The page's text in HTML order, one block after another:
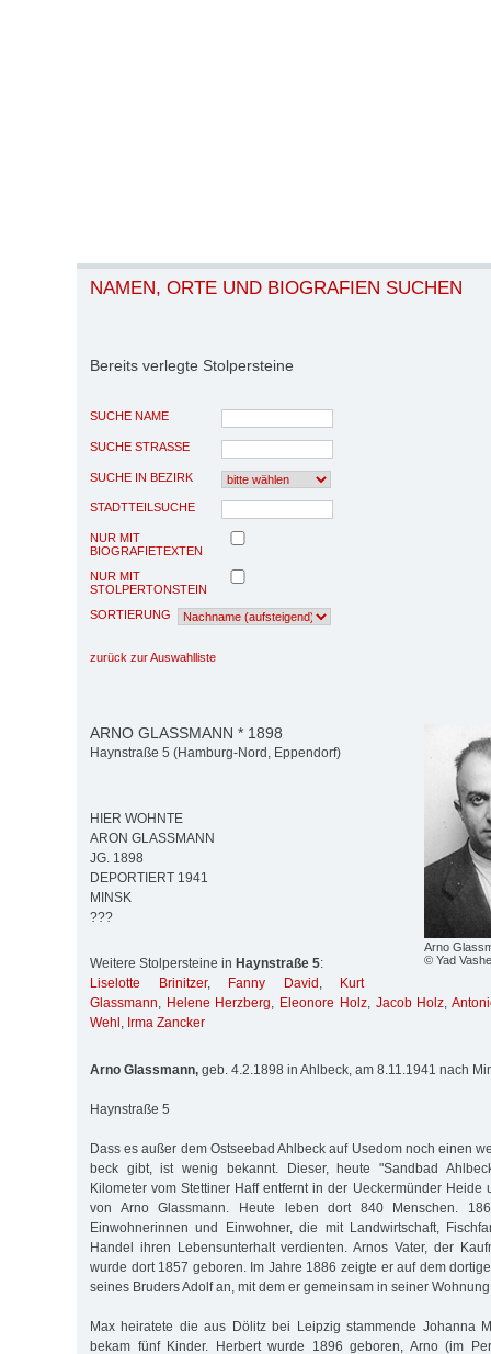
NAMEN, ORTE UND BIOGRAFIEN SUCHEN
Bereits verlegte Stolpersteine
SUCHE NAME
SUCHE STRASSE
SUCHE IN BEZIRK
STADTTEILSUCHE
NUR MIT
BIOGRAFIETEXTEN
NUR MIT
STOLPERTONSTEIN
SORTIERUNG
zurück zur Auswahlliste
Arno
© Yad
ARNO GLASSMANN * 1898
Haynstraße 5 (Hamburg-Nord, Eppendorf)
HIER WOHNTE
ARON GLASSMANN
JG. 1898
DEPORTIERT 1941
MINSK
???
Weitere Stolpersteine in Haynstraße 5:
Liselotte Brinitzer, Fanny David ,
Kurt
Glassmann, Helene Herzberg, Eleonore Holz, Jacob Holz,
Wehl , Irma Zancker
Arno Glassmann, geb. 4.2.1898 in Ahlbeck, am 8.11.1941 nach
Haynstraße 5
Dass es außer dem Ostseebad Ahlbeck auf Usedom noch einen
beck gibt, ist wenig bekannt. Dieser, heute "Sandbad
Kilometer vom Stettiner Haff entfernt in der Ueckermünder Heide
von Arno Glassmann. Heute leben dort 840 Menschen.
Einwohnerinnen und Einwohner, die mit Landwirtschaft,
Handel ihren Lebensunterhalt verdienten. Arnos Vater, der
wurde dort 1857 geboren. Im Jahre 1886 zeigte er auf dem
seines Bruders Adolf an, mit dem er gemeinsam in seiner
Max heiratete die aus Dölitz bei Leipzig stammende Johanna
bekam fünf Kinder. Herbert wurde 1896 geboren, Arno (im